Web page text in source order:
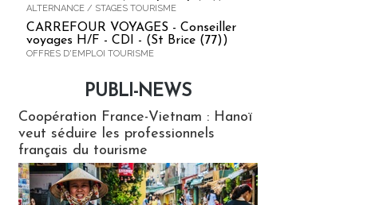
ALTERNANCE / STAGES TOURISME
CARREFOUR VOYAGES - Conseiller
voyages H/F - CDI - (St Brice (77))
OFFRES D'EMPLOI TOURISME
PUBLI-NEWS
Coopération France-Vietnam : Hanoï
veut séduire les professionnels
français du tourisme